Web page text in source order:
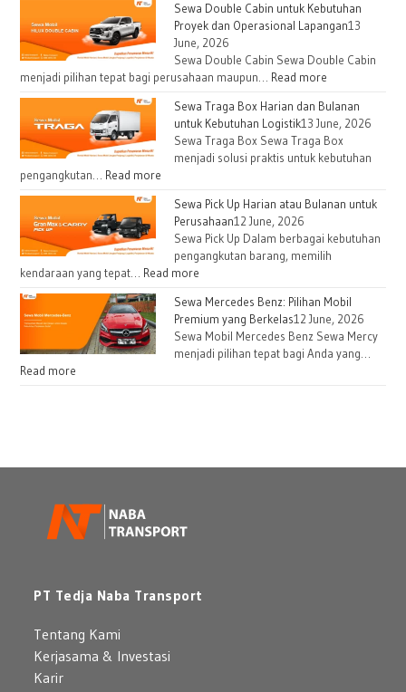
Sewa Double Cabin untuk Kebutuhan
Proyek dan Operasional Lapangan13
June, 2026
Sewa Double Cabin Sewa Double Cabin
menjadi pilihan tepat bagi perusahaan maupun… Read more
Double
Cabin
untuk
dan
Lapangan
Sewa Traga Box Harian dan Bulanan
untuk Kebutuhan Logistik13 June, 2026
Sewa Traga Box Sewa Traga Box
menjadi solusi praktis untuk kebutuhan
pengangkutan… Read more
Traga
Box
Harian
dan
untuk
Kebutuhan
Logistik
Sewa Pick Up Harian atau Bulanan untuk
Perusahaan12 June, 2026
Sewa Pick Up Dalam berbagai kebutuhan
pengangkutan barang, memilih
kendaraan yang tepat… Read more
Pick
Up
Harian
Sewa Mercedes Benz: Pilihan Mobil
Premium yang Berkelas12 June, 2026
Sewa Mobil Mercedes Benz Sewa Mercy
menjadi pilihan tepat bagi Anda yang…
Read more
Mobil
yang
Berkelas
PT Tedja Naba Transport
Tentang Kami
Kerjasama & Investasi
Karir